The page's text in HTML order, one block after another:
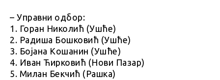
– Управни одбор:
1. Горан Николић (Ушће)
2. Радиша Бошковић (Ушће)
3. Бојана Кошанин (Ушће)
4. Иван Ћирковић (Нови Пазар)
5. Милан Бекчић (Рашка)